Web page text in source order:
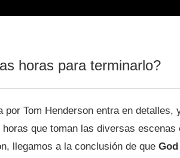
horas para terminarlo?
por Tom Henderson entra en detalles,
que toman las diversas escenas
llegamos a la conclusión de que